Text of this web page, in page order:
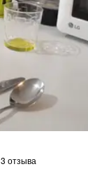
3 отзыва